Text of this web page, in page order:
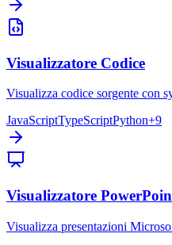
Visualizzatore Codice
Visualizza codice sorgente con
JavaScriptTypeScriptPython+9
Visualizzatore
Visualizza presentazioni